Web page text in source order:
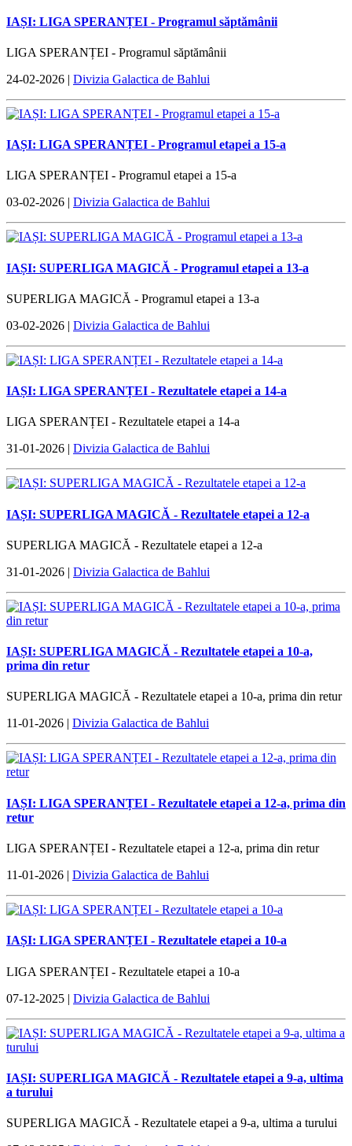
IAȘI: LIGA SPERANȚEI - Programul săptămânii
LIGA SPERANȚEI - Programul săptămânii
24-02-2026 | Divizia Galactica de Bahlui
IAȘI: LIGA SPERANȚEI - Programul etapei a 15-a
LIGA SPERANȚEI - Programul etapei a 15-a
03-02-2026 | Divizia Galactica de Bahlui
IAȘI: SUPERLIGA MAGICĂ - Programul etapei a 13-a
SUPERLIGA MAGICĂ - Programul etapei a 13-a
03-02-2026 | Divizia Galactica de Bahlui
IAȘI: LIGA SPERANȚEI - Rezultatele etapei a 14-a
LIGA SPERANȚEI - Rezultatele etapei a 14-a
31-01-2026 | Divizia Galactica de Bahlui
IAȘI: SUPERLIGA MAGICĂ - Rezultatele etapei a 12-a
SUPERLIGA MAGICĂ - Rezultatele etapei a 12-a
31-01-2026 | Divizia Galactica de Bahlui
IAȘI: SUPERLIGA MAGICĂ - Rezultatele etapei a 10-a,
prima din retur
SUPERLIGA MAGICĂ - Rezultatele etapei a 10-a, prima din retur
11-01-2026 | Divizia Galactica de Bahlui
IAȘI: LIGA SPERANȚEI - Rezultatele etapei a 12-a, prima din
retur
LIGA SPERANȚEI - Rezultatele etapei a 12-a, prima din retur
11-01-2026 | Divizia Galactica de Bahlui
IAȘI: LIGA SPERANȚEI - Rezultatele etapei a 10-a
LIGA SPERANȚEI - Rezultatele etapei a 10-a
07-12-2025 | Divizia Galactica de Bahlui
IAȘI: SUPERLIGA MAGICĂ - Rezultatele etapei a 9-a, ultima
a turului
SUPERLIGA MAGICĂ - Rezultatele etapei a 9-a, ultima a turului